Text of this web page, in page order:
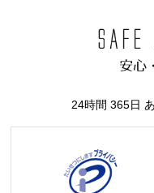
24時間 365日